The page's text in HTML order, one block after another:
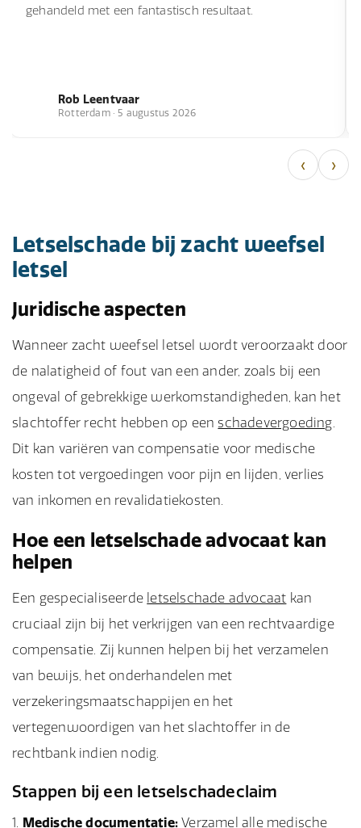
gehandeld met een fantastisch resultaat.
Rob Leentvaar
Rotterdam · 5 augustus 2026
‹ ›
Letselschade bij zacht weefsel
letsel
Juridische aspecten
Wanneer zacht weefsel letsel wordt veroorzaakt door
de nalatigheid of fout van een ander, zoals bij een
ongeval of gebrekkige werkomstandigheden, kan het
slachtoffer recht hebben op een schadevergoeding.
Dit kan variëren van compensatie voor medische
kosten tot vergoedingen voor pijn en lijden, verlies
van inkomen en revalidatiekosten.
Hoe een letselschade advocaat kan
helpen
Een gespecialiseerde letselschade advocaat kan
cruciaal zijn bij het verkrijgen van een rechtvaardige
compensatie. Zij kunnen helpen bij het verzamelen
van bewijs, het onderhandelen met
verzekeringsmaatschappijen en het
vertegenwoordigen van het slachtoffer in de
rechtbank indien nodig.
Stappen bij een letselschadeclaim
Medische documentatie: Verzamel alle medische